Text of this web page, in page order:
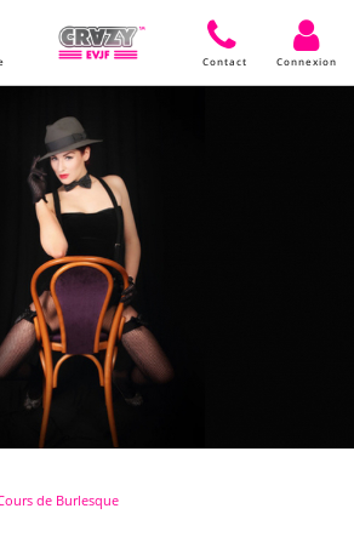
Contact Connexion
de Burlesque